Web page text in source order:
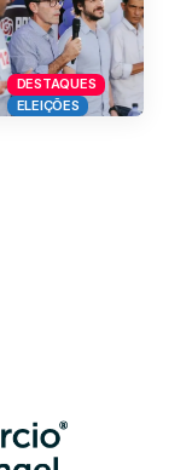
DESTAQUES
ELEIÇÕES